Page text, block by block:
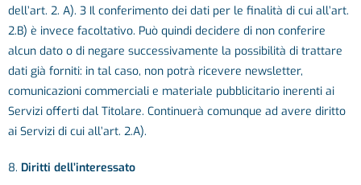
dell’art. 2. A). 3 Il conferimento dei dati per le finalità di cui all’art.
2.B) è invece facoltativo. Può quindi decidere di non conferire
alcun dato o di negare successivamente la possibilità di trattare
dati già forniti: in tal caso, non potrà ricevere newsletter,
comunicazioni commerciali e materiale pubblicitario inerenti ai
Servizi offerti dal Titolare. Continuerà comunque ad avere diritto
ai Servizi di cui all’art. 2.A).
8. Diritti dell’interessato